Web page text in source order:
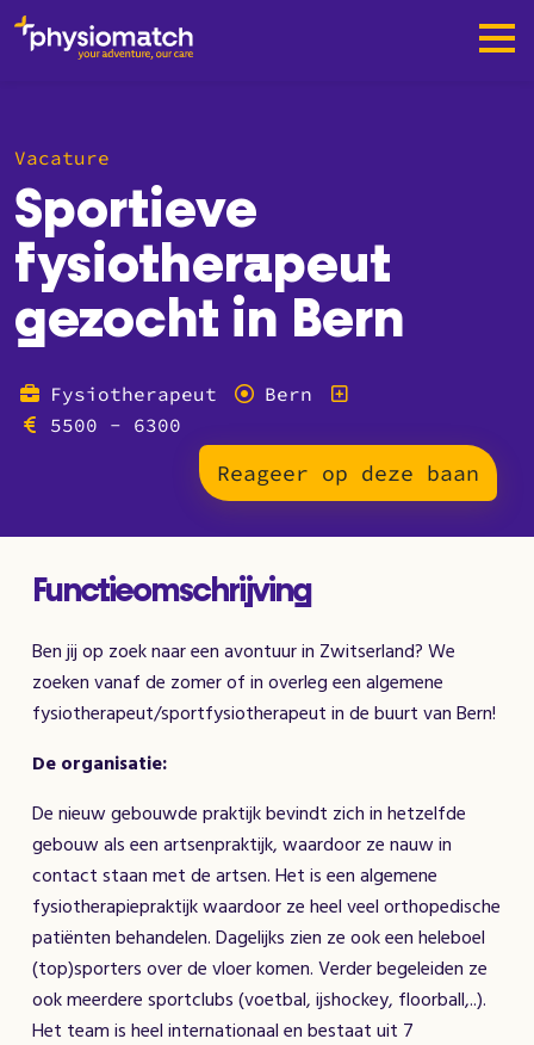
Vacature
Sportieve
fysiotherapeut
gezocht in Bern
Fysiotherapeut
Bern
5500 - 6300
Reageer op deze baan
Functieomschrijving
Ben jij op zoek naar een avontuur in Zwitserland? We
zoeken vanaf de zomer of in overleg een algemene
fysiotherapeut/sportfysiotherapeut in de buurt van Bern!
De organisatie:
De nieuw gebouwde praktijk bevindt zich in hetzelfde
gebouw als een artsenpraktijk, waardoor ze nauw in
contact staan met de artsen. Het is een algemene
fysiotherapiepraktijk waardoor ze heel veel orthopedische
patiënten behandelen. Dagelijks zien ze ook een heleboel
(top)sporters over de vloer komen. Verder begeleiden ze
ook meerdere sportclubs (voetbal, ijshockey, floorball,..).
Het team is heel internationaal en bestaat uit 7